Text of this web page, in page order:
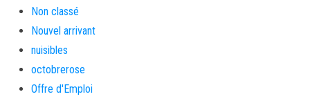
Non classé
Nouvel arrivant
nuisibles
octobrerose
Offre d'Emploi